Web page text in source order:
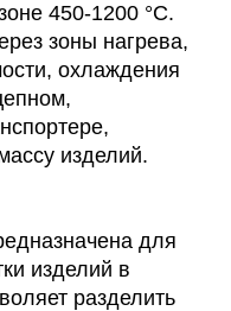
450-1200 °C.
зоны нагрева,
охлаждения
изделий.
для
изделий в
разделить